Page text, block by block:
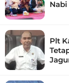
Plt